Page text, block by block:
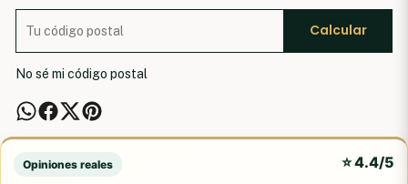
Calcular
No sé mi código postal
Opiniones reales ⭐ 4.4/5